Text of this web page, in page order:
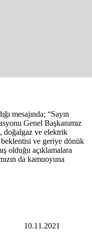
mesajında; “Sayın
Genel Başkanımız
doğalgaz ve elektrik
ve geriye dönük
olduğu açıklamalara
da kamuoyuna
10.11.2021